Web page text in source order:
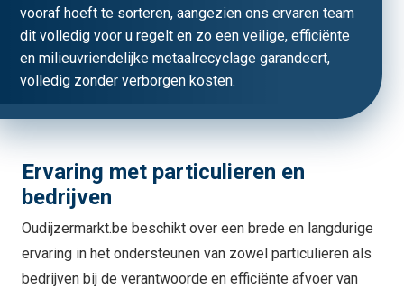
vooraf hoeft te sorteren, aangezien ons ervaren team
dit volledig voor u regelt en zo een veilige, efficiënte
en milieuvriendelijke metaalrecyclage garandeert,
volledig zonder verborgen kosten.
Ervaring met particulieren en
bedrijven
Oudijzermarkt.be beschikt over een brede en langdurige
ervaring in het ondersteunen van zowel particulieren als
bedrijven bij de verantwoorde en efficiënte afvoer van